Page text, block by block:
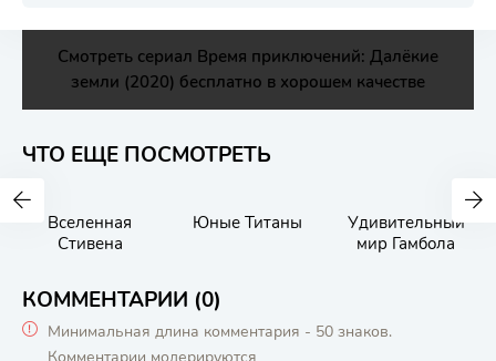
Смотреть сериал Время приключений: Далёкие
земли (2020) бесплатно в хорошем качестве
ЧТО ЕЩЕ ПОСМОТРЕТЬ
Вселенная
Стивена
Юные Титаны
Удивительный
мир Гамбола
КОММЕНТАРИИ (0)
Минимальная длина комментария - 50 знаков.